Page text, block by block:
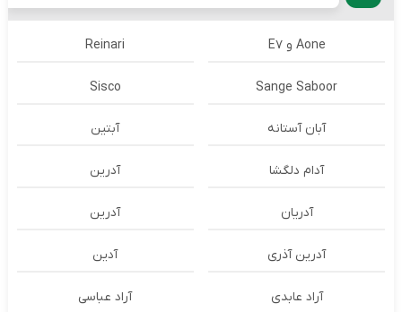
Aone و E7 Reinari
Sange Saboor
Sisco
آبان آستانه آبتین
آدام دلگشا آدرين
آدریان آدرین
آدرین آذری آدین
آراد عابدی آراد عباسی